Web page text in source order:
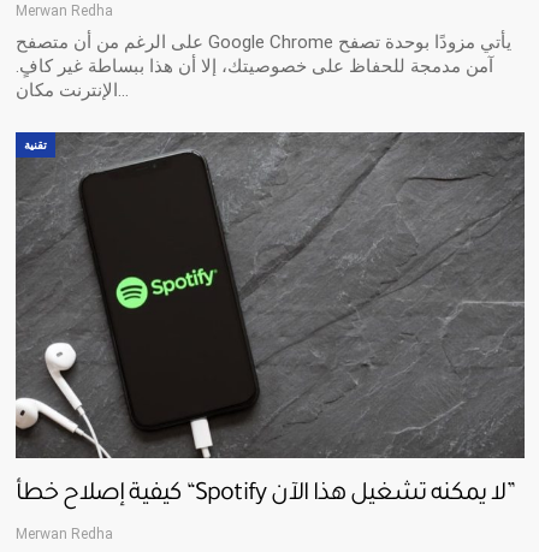
Merwan Redha
على الرغم من أن متصفح Google Chrome يأتي مزودًا بوحدة تصفح
آمن مدمجة للحفاظ على خصوصيتك، إلا أن هذا ببساطة غير كافٍ.
الإنترنت مكان…
تقنية
كيفية إصلاح خطأ “Spotify لا يمكنه تشغيل هذا الآن”
Merwan Redha